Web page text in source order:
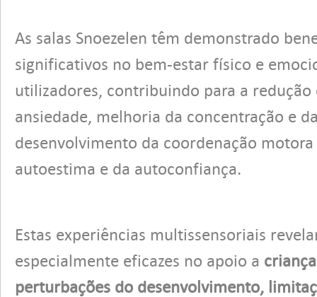
As salas Snoezelen têm demonstrado
significativos no bem-estar físico e
utilizadores, contribuindo para a redução
ansiedade, melhoria da concentração e
desenvolvimento da coordenação
autoestima e da autoconfiança.
Estas experiências multissensoriais
especialmente eficazes no apoio a
perturbações do desenvolvimento,